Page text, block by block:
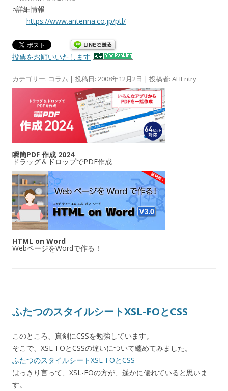
○詳細情報
https://www.antenna.co.jp/ptl/
投票をお願いいたします
カテゴリー: コラム | 投稿日: 2008年12月2日 | 投稿者: AHEntry
瞬簡PDF 作成 2024
ドラッグ＆ドロップでPDF作成
HTML on Word
WebページをWordで作る！
ふたつのスタイルシートXSL-FOとCSS
このところ、真剣にCSSを勉強しています。
そこで、XSL-FOとCSSの違いについて纏めてみました。
ふたつのスタイルシートXSL-FOとCSS
はっきり言って、XSL-FOの方が、遥かに優れていると思いま
す。